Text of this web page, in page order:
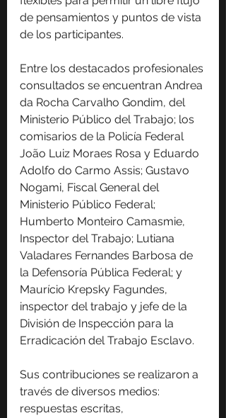
de pensamientos y puntos de vista
de los participantes.
Entre los destacados profesionales
consultados se encuentran Andrea
da Rocha Carvalho Gondim, del
Ministerio Público del Trabajo; los
comisarios de la Policía Federal
João Luiz Moraes Rosa y Eduardo
Adolfo do Carmo Assis; Gustavo
Nogami, Fiscal General del
Ministerio Público Federal;
Humberto Monteiro Camasmie,
Inspector del Trabajo; Lutiana
Valadares Fernandes Barbosa de
la Defensoría Pública Federal; y
Maurício Krepsky Fagundes,
inspector del trabajo y jefe de la
División de Inspección para la
Erradicación del Trabajo Esclavo.
Sus contribuciones se realizaron a
través de diversos medios:
respuestas escritas,